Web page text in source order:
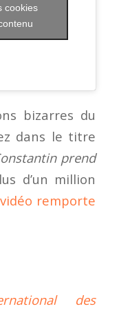
cookies
bizarres du
dans le titre
prend
d’un million
remporte
des